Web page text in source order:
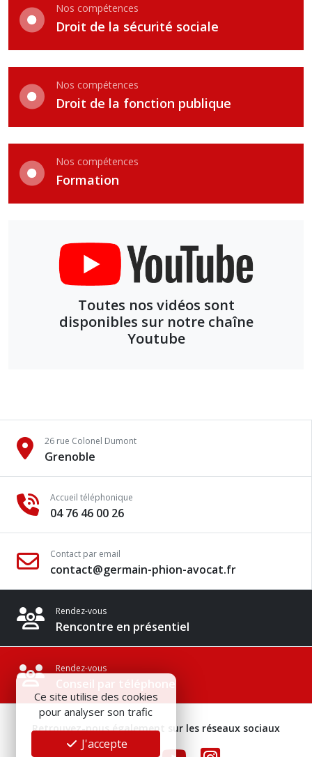
Nos compétences
Droit de la sécurité sociale
Nos compétences
Droit de la fonction publique
Nos compétences
Formation
Toutes nos vidéos sont
disponibles sur notre chaîne
Youtube
26 rue Colonel Dumont
Grenoble
Accueil téléphonique
04 76 46 00 26
Contact par email
contact@germain-phion-avocat.fr
Rendez-vous
Rencontre en présentiel
Rendez-vous
Conseil par téléphone
Retrouvez-nous également sur les réseaux sociaux
Ce site utilise des cookies
pour analyser son trafic
J'accepte